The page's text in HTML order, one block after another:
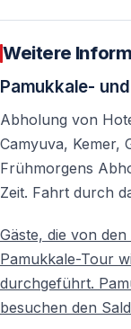
Stadt Hierapolis
Freizeitzur
Sind die
Ja, Frühstück,
Tourpreis
Ist die Tour für
Ja, die Tour ist
Aufgrund der
Maß an Ausdauer
Was sollte man
Empfohlen
Weitere
Pamukkale-
Abholung von
Camyuva, Kemer,
Frühmorgens
Zeit. Fahrt durch
Gäste, die von
Pamukkale-Tour
durchgeführt.
besuchen den